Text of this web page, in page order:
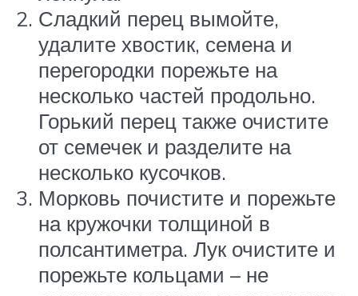
Сладкий перец вымойте,
удалите хвостик, семена и
перегородки порежьте на
несколько частей продольно.
Горький перец также очистите
от семечек и разделите на
несколько кусочков.
Морковь почистите и порежьте
на кружочки толщиной в
полсантиметра. Лук очистите и
порежьте кольцами – не